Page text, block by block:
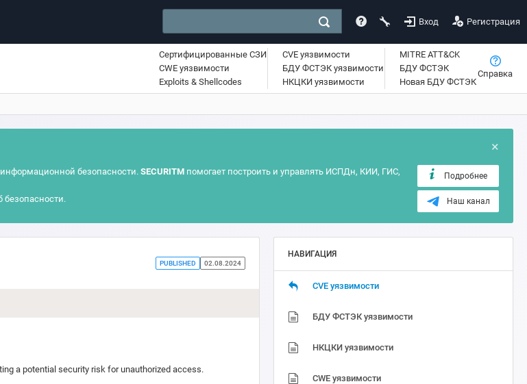
Вход Регистрация
Сертифицированные СЗИ
CWE уязвимости
Exploits & Shellcodes
CVE уязвимости
БДУ ФСТЭК уязвимости
НКЦКИ уязвимости
MITRE ATT&CK
БДУ ФСТЭК
Новая БДУ ФСТЭК
Справка
×
безопасности. SECURITMпомогает построить и управлять ИСПДн, КИИ, ГИС,
безопасности.
Подробнее
Наш канал
PUBLISHED 02.08.2024
a potential security risk for unauthorized access.
НАВИГАЦИЯ
CVE уязвимости
БДУ ФСТЭК уязвимости
НКЦКИ уязвимости
CWE уязвимости